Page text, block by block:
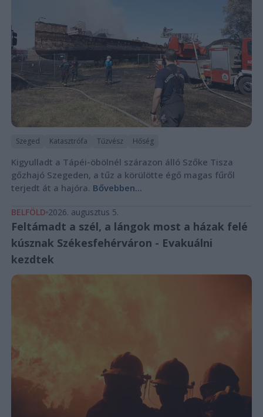
Szeged Katasztrófa Tűzvész Hőség
Kigyulladt a Tápéi-öbölnél szárazon álló Szőke Tisza
gőzhajó Szegeden, a tűz a körülötte égő magas fűről
terjedt át a hajóra. Bővebben...
BELFÖLD 2026. augusztus 5.
Feltámadt a szél, a lángok most a házak felé
kúsznak Székesfehérváron - Evakuálni
kezdtek